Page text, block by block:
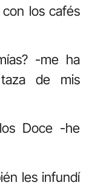
los cafés
-me ha
de mis
Doce -he
les infundí